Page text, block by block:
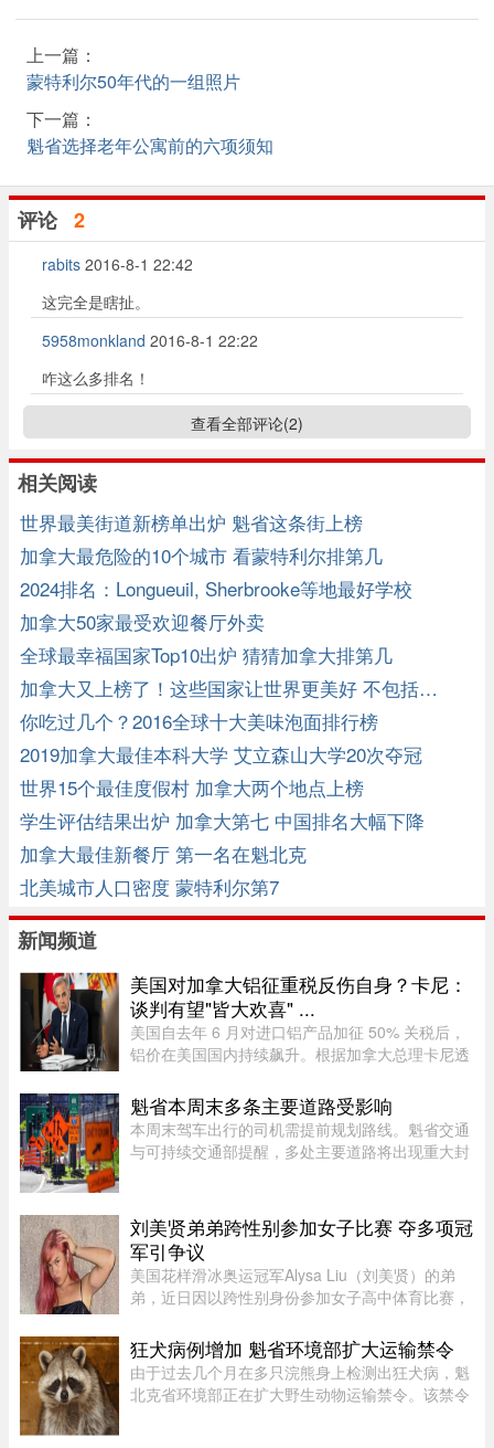
上一篇：
蒙特利尔50年代的一组照片
下一篇：
魁省选择老年公寓前的六项须知
评论 2
rabits 2016-8-1 22:42
这完全是瞎扯。
5958monkland 2016-8-1 22:22
咋这么多排名！
查看全部评论(2)
相关阅读
世界最美街道新榜单出炉 魁省这条街上榜
加拿大最危险的10个城市 看蒙特利尔排第几
2024排名：Longueuil, Sherbrooke等地最好学校
加拿大50家最受欢迎餐厅外卖
全球最幸福国家Top10出炉 猜猜加拿大排第几
加拿大又上榜了！这些国家让世界更美好 不包括…
你吃过几个？2016全球十大美味泡面排行榜
2019加拿大最佳本科大学 艾立森山大学20次夺冠
世界15个最佳度假村 加拿大两个地点上榜
学生评估结果出炉 加拿大第七 中国排名大幅下降
加拿大最佳新餐厅 第一名在魁北克
北美城市人口密度 蒙特利尔第7
新闻频道
美国对加拿大铝征重税反伤自身？卡尼：
谈判有望"皆大欢喜" ...
美国自去年 6 月对进口铝产品加征 50% 关税后，
铝价在美国国内持续飙升。根据加拿大总理卡尼透
物价指数上涨了 52%。卡尼在魁省一处 Rio Tinto
铝厂外对媒体表示："虽 ...
魁省本周末多条主要道路受影响
本周末驾车出行的司机需提前规划路线。魁省交通
与可持续交通部提醒，多处主要道路将出现重大封
堵。20号高速（Boucherville ...
刘美贤弟弟跨性别参加女子比赛 夺多项冠
军引争议
美国花样滑冰奥运冠军Alysa Liu（刘美贤）的弟
弟，近日因以跨性别身份参加女子高中体育比赛，
Joshua，后来认同为女性，并开始代表加州高中参
加女子体育赛事。自2025 ...
狂犬病例增加 魁省环境部扩大运输禁令
由于过去几个月在多只浣熊身上检测出狂犬病，魁
北克省环境部正在扩大野生动物运输禁令。该禁令